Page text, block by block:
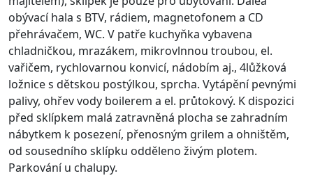
obývací hala s BTV, rádiem, magnetofonem a CD
přehrávačem, WC. V patře kuchyňka vybavena
chladničkou, mrazákem, mikrovlnnou troubou, el.
vařičem, rychlovarnou konvicí, nádobím aj., 4lůžková
ložnice s dětskou postýlkou, sprcha. Vytápění pevnými
palivy, ohřev vody boilerem a el. průtokový. K dispozici
před sklípkem malá zatravněná plocha se zahradním
nábytkem k posezení, přenosným grilem a ohništěm,
od sousedního sklípku odděleno živým plotem.
Parkování u chalupy.